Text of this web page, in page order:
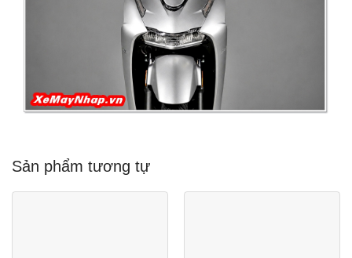
Sản phẩm tương tự